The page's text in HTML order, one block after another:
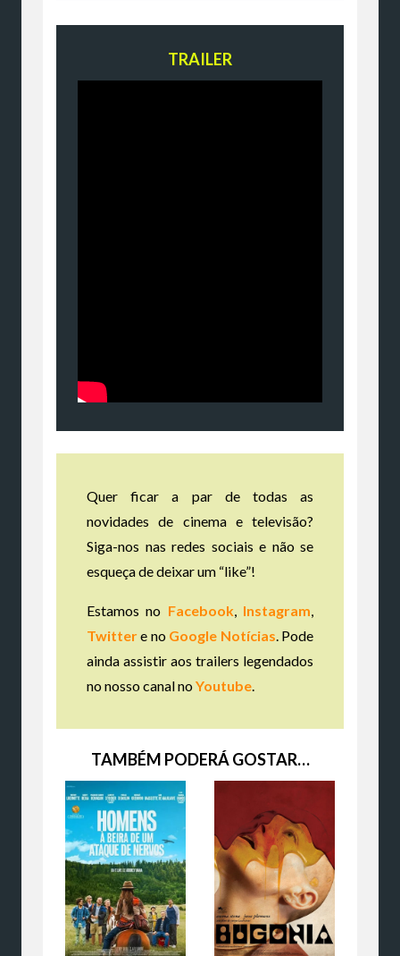
TRAILER
Quer ficar a par de todas as
novidades de cinema e televisão?
Siga-nos nas redes sociais e não se
esqueça de deixar um “like”!
Estamos no Facebook, Instagram
Twittere no Google Notícias . Pode
ainda assistir aos trailers legendados
no nosso canal noYoutube
TAMBÉM PODERÁ GOSTAR…